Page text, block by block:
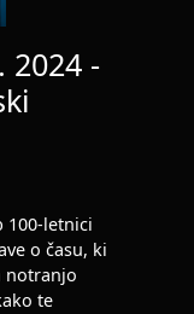
2024 -
100-letnici
o času, ki
notranjo
te